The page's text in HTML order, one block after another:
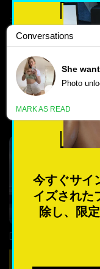
最高評価
人気のある
新しい
ポ
無料ビジ
ゲーム📚
Daryce
今すぐサイ
イズされた
除し、限